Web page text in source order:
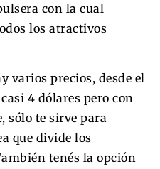
con la cual
los atractivos
varios precios, desde el
4 dólares pero con
sólo te sirve para
que divide los
tenés la opción